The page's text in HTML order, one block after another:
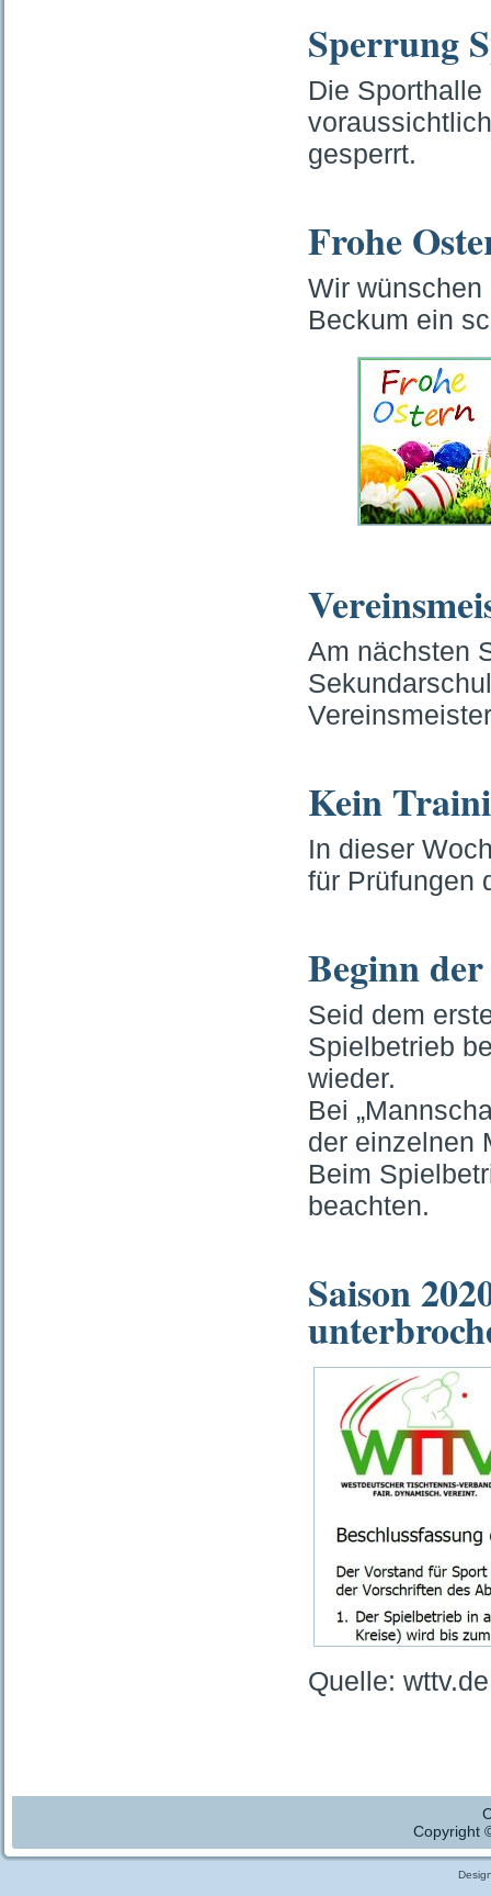
Sperrung
Die
gesperrt.
Frohe
Wir wünschen
Beckum ein
Am nächsten
Kein
In dieser
für Prüfungen
Beginn der
Seid dem
Spielbetrieb
wieder.
Bei
der einzelnen
Beim
beachten.
Saison
Quelle: wttv.de
Copyright